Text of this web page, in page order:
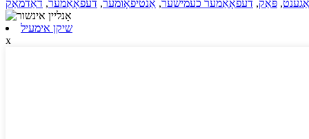
, פּאַק, דעפאָאַמער כעמישער, אַנטיפאָומער, דעפאָאַמער, דאַדמאַק
שיקן אימעיל
x